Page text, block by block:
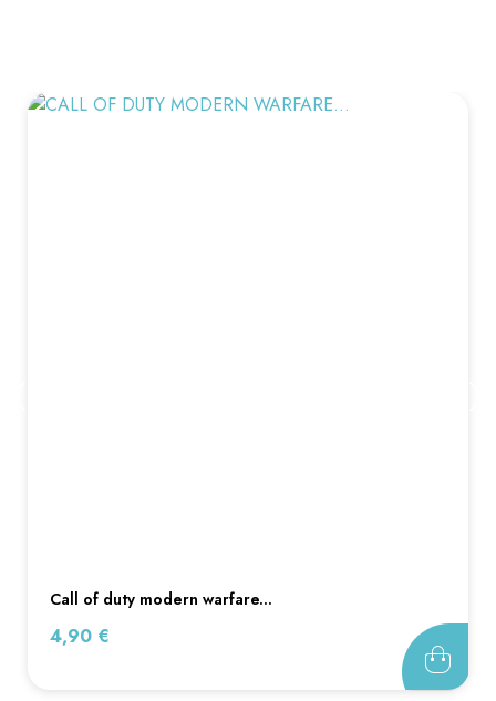
call of duty modern warfare...
Prix
4,90 €